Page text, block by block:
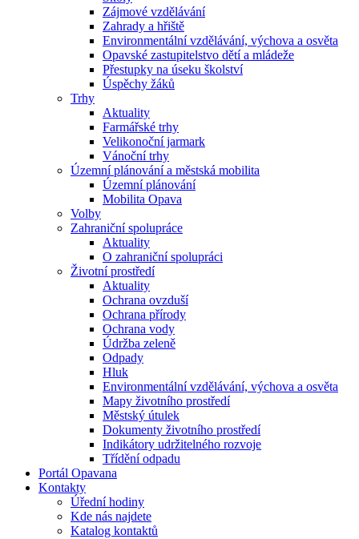
Zájmové vzdělávání
Zahrady a hřiště
Environmentální vzdělávání, výchova a osvěta
Opavské zastupitelstvo dětí a mládeže
Přestupky na úseku školství
Úspěchy žáků
Trhy
Aktuality
Farmářské trhy
Velikonoční jarmark
Vánoční trhy
Územní plánování a městská mobilita
Územní plánování
Mobilita Opava
Volby
Zahraniční spolupráce
Aktuality
O zahraniční spolupráci
Životní prostředí
Aktuality
Ochrana ovzduší
Ochrana přírody
Ochrana vody
Údržba zeleně
Odpady
Hluk
Environmentální vzdělávání, výchova a osvěta
Mapy životního prostředí
Městský útulek
Dokumenty životního prostředí
Indikátory udržitelného rozvoje
Třídění odpadu
Portál Opavana
Kontakty
Úřední hodiny
Kde nás najdete
Katalog kontaktů